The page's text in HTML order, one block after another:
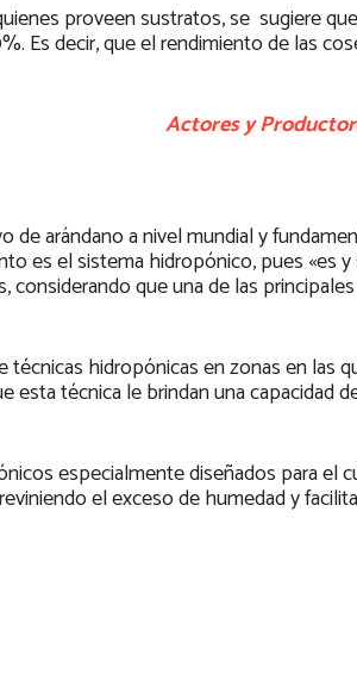
proveen sustratos, se sugiere
Es decir, que el rendimiento de las
Actores y
arándano a nivel mundial y
es el sistema hidropónico, pues «es
que una de las
hidropónicas en zonas en las
técnica le brindan una capacidad
especialmente diseñados para el
el exceso de humedad y